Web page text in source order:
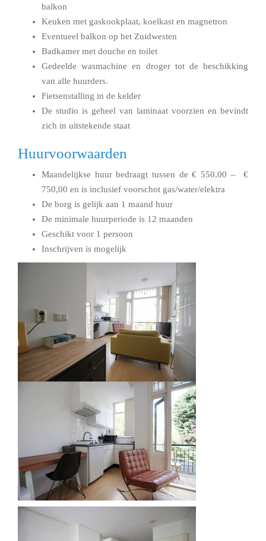
balkon
Keuken met gaskookplaat, koelkast en magnetron
Eventueel balkon op het Zuidwesten
Badkamer met douche en toilet
Gedeelde wasmachine en droger tot de beschikking
van alle huurders.
Fietsenstalling in de kelder
De studio is geheel van laminaat voorzien en bevindt
zich in uitstekende staat
Huurvoorwaarden
Maandelijkse huur bedraagt tussen de € 550,00 – €
750,00 en is inclusief voorschot gas/water/elektra
De borg is gelijk aan 1 maand huur
De minimale huurperiode is 12 maanden
Geschikt voor 1 persoon
Inschrijven is mogelijk